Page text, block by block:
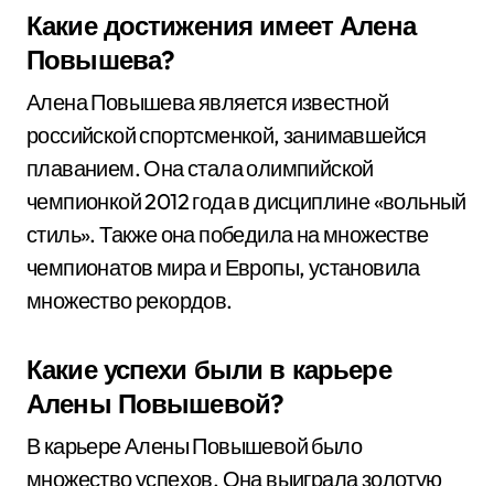
Какие достижения имеет Алена
Повышева?
Алена Повышева является известной
российской спортсменкой, занимавшейся
плаванием. Она стала олимпийской
чемпионкой 2012 года в дисциплине «вольный
стиль». Также она победила на множестве
чемпионатов мира и Европы, установила
множество рекордов.
Какие успехи были в карьере
Алены Повышевой?
В карьере Алены Повышевой было
множество успехов. Она выиграла золотую